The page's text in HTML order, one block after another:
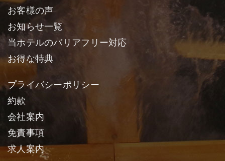
お客様の声
お知らせ一覧
当ホテルのバリアフリー対応
お得な特典
プライバシーポリシー
約款
会社案内
免責事項
求人案内